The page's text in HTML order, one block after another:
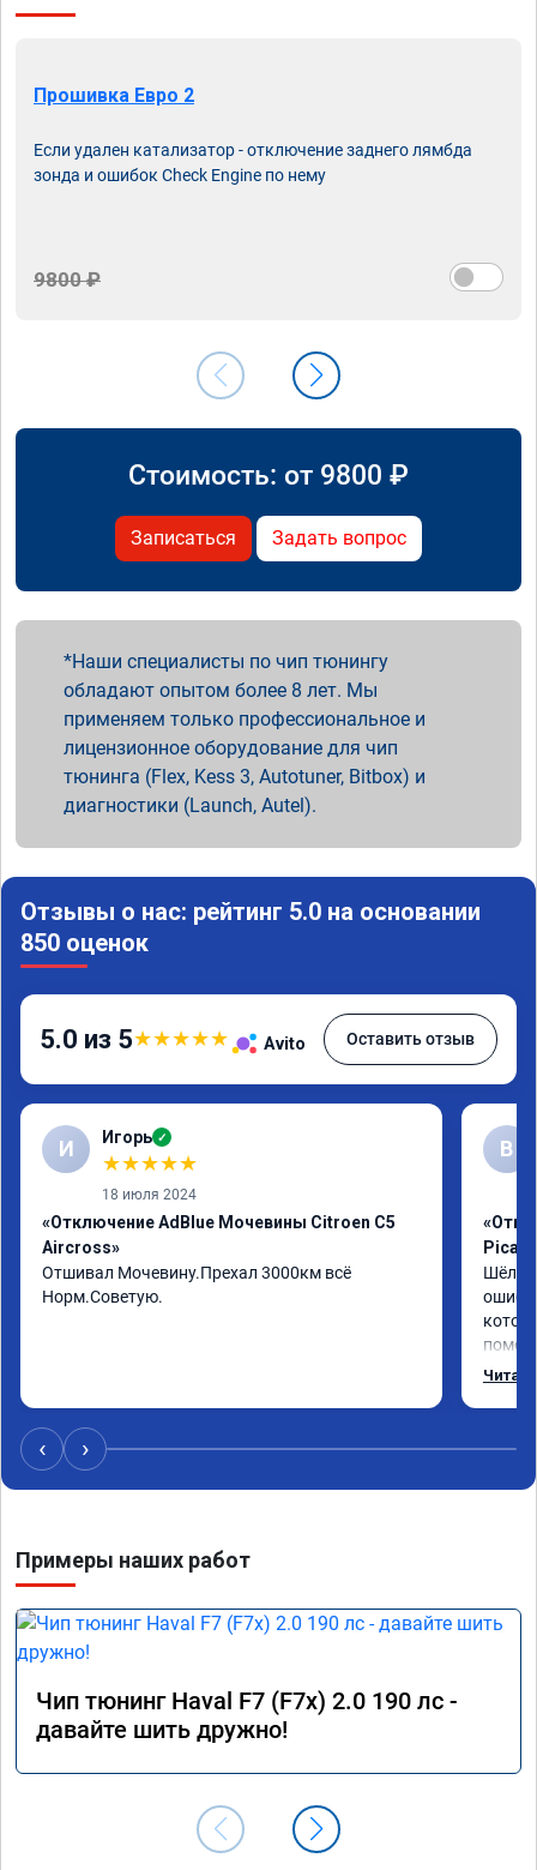
Прошивка Евро 2
Если удален катализатор - отключение заднего лямбда
зонда и ошибок Check Engine по нему
9800 ₽
Стоимость: от 9800 ₽
Записаться Задать вопрос
Наши специалисты по чип тюнингу
обладают опытом более 8 лет. Мы
применяем только профессиональное и
лицензионное оборудование для чип
тюнинга (Flex, Kess 3, Autotuner, Bitbox) и
диагностики (Launch, Autel).
Отзывы о нас: рейтинг 5.0 на основании
850 оценок
5.0 из 5★★★★★ Avito Оставить отзыв
И Игорь ✓
★★★★★
18 июля 2024
«Отключение AdBlue Мочевины Citroen C5
Aircross»
Отшивал Мочевину.Прехал 3000км всё
Норм.Советую.
В
Шёл
‹ ›
Примеры наших работ
Чип тюнинг Haval F7 (F7x) 2.0 190 лс -
давайте шить дружно!